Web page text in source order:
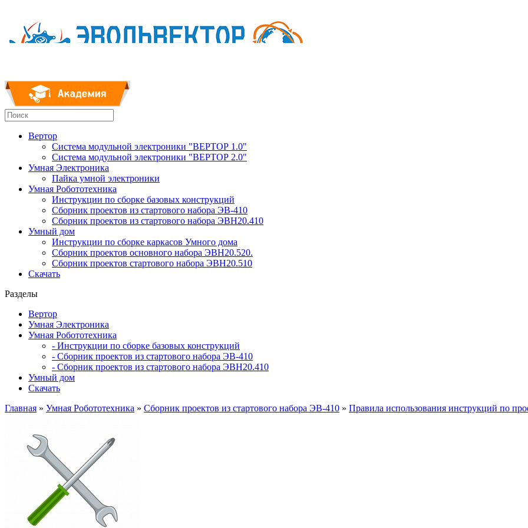
Вертор
Система модульной электроники "ВЕРТОР 1.0"
Система модульной электроники "ВЕРТОР 2.0"
Умная Электроника
Пайка умной электроники
Умная Робототехника
Инструкции по сборке базовых конструкций
Сборник проектов из стартового набора ЭВ-410
Сборник проектов из стартового набора ЭВН20.410
Умный дом
Инструкции по сборке каркасов Умного дома
Сборник проектов основного набора ЭВН20.520.
Сборник проектов стартового набора ЭВН20.510
Скачать
Разделы
Вертор
Умная Электроника
Умная Робототехника
- Инструкции по сборке базовых конструкций
- Сборник проектов из стартового набора ЭВ-410
- Сборник проектов из стартового набора ЭВН20.410
Умный дом
Скачать
Главная » Умная Робототехника » Сборник проектов из стартового набора ЭВ-410 » Правила использования инструкций по